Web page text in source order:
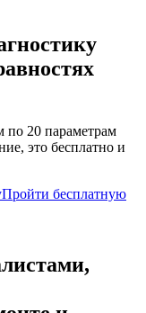
20 параметрам
это бесплатно и
Пройти бесплатную